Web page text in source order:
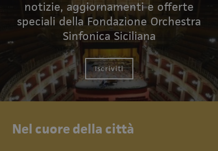
notizie, aggiornamenti e offerte
speciali della Fondazione Orchestra
Sinfonica Siciliana
Iscriviti
Nel cuore della città